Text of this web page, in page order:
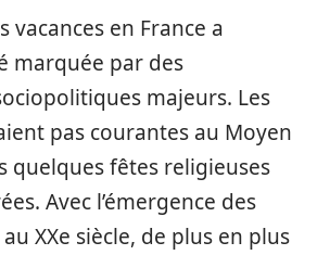
vacances en France a
marquée par des
majeurs. Les
pas courantes au Moyen
quelques fêtes religieuses
Avec l’émergence des
XXe siècle, de plus en plus